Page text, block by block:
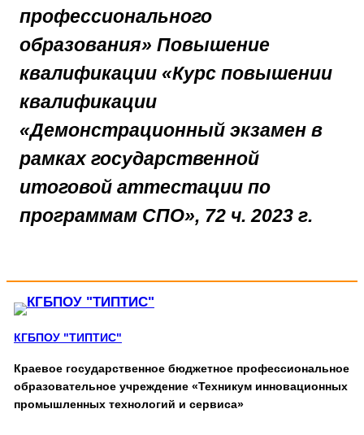
профессионального
образования» Повышение
квалификации «Курс повышении
квалификации
«Демонстрационный экзамен в
рамках государственной
итоговой аттестации по
программам СПО», 72 ч. 2023 г.
КГБПОУ "ТИПТИС"
Краевое государственное бюджетное профессиональное
образовательное учреждение «Техникум инновационных
промышленных технологий и сервиса»